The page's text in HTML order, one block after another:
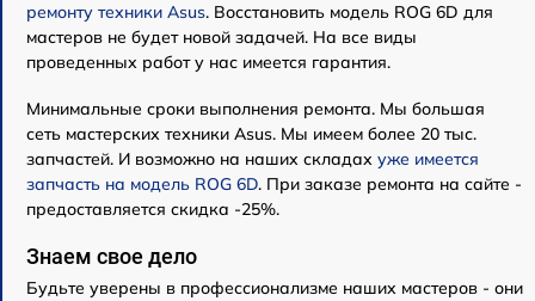
ремонту техники Asus. Восстановить модель ROG 6D для
мастеров не будет новой задачей. На все виды
проведенных работ у нас имеется гарантия.
Минимальные сроки выполнения ремонта. Мы большая
сеть мастерских техники Asus. Мы имеем более 20 тыс.
запчастей. И возможно на наших складах уже имеется
запчасть на модель ROG 6D. При заказе ремонта на сайте -
предоставляется скидка -25%.
Знаем свое дело
Будьте уверены в профессионализме наших мастеров - они